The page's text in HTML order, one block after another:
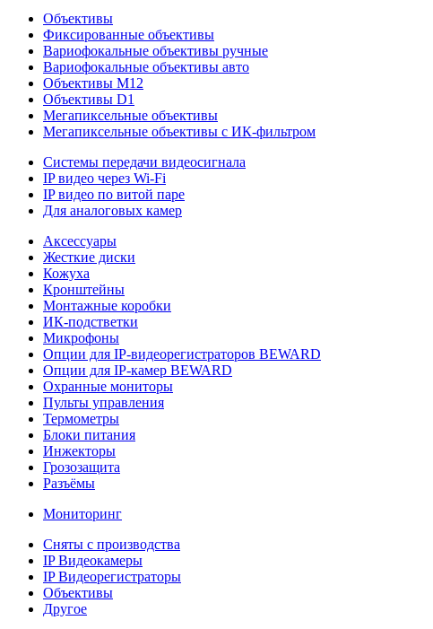
Объективы
Фиксированные объективы
Вариофокальные объективы ручные
Вариофокальные объективы авто
Объективы М12
Объективы D1
Мегапиксельные объективы
Мегапиксельные объективы с ИК-фильтром
Системы передачи видеосигнала
IP видео через Wi-Fi
IP видео по витой паре
Для аналоговых камер
Аксессуары
Жесткие диски
Кожуха
Кронштейны
Монтажные коробки
ИК-подстветки
Микрофоны
Опции для IP-видеорегистраторов BEWARD
Опции для IP-камер BEWARD
Охранные мониторы
Пульты управления
Термометры
Блоки питания
Инжекторы
Грозозащита
Разъёмы
Мониторинг
Сняты с производства
IP Видеокамеры
IP Видеорегистраторы
Объективы
Другое